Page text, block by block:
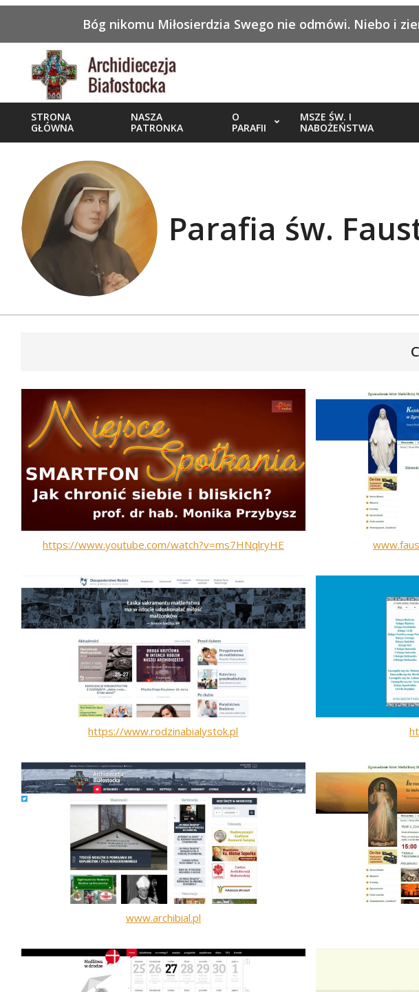
Bóg nikomu Miłosierdzia Swego nie odmówi. Niebo i
STRONA
GŁÓWNA
NASZA
PATRONKA
O
PARAFII
MSZE ŚW. I
NABOŻEŃSTWA
Parafia św.
https://www.youtube.com/watch?v=ms7HNqlryHE
https://www.rodzinabialystok.pl
www.archibial.pl